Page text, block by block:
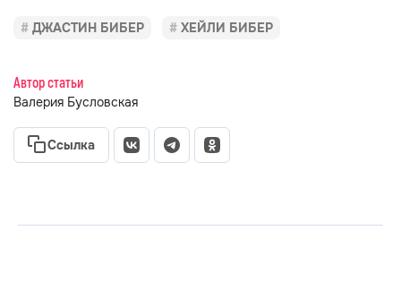
ДЖАСТИН БИБЕР ХЕЙЛИ БИБЕР
Автор статьи
Валерия Бусловская
Ссылка